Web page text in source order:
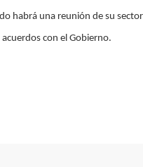
habrá una reunión de su sector
con el Gobierno.